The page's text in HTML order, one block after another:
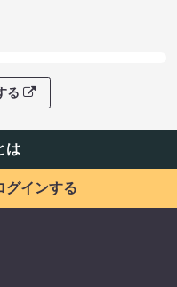
る
は
グインする